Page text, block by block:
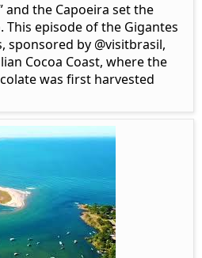
and the Capoeira set the
episode of the Gigantes
sponsored by @visitbrasil,
Cocoa Coast, where the
was first harvested